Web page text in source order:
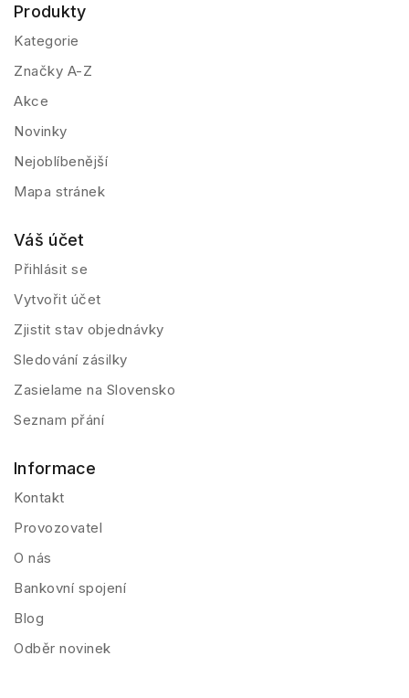
Produkty
Kategorie
Značky A-Z
Akce
Novinky
Nejoblíbenější
Mapa stránek
Váš účet
Přihlásit se
Vytvořit účet
Zjistit stav objednávky
Sledování zásilky
Zasielame na Slovensko
Seznam přání
Informace
Kontakt
Provozovatel
O nás
Bankovní spojení
Blog
Odběr novinek